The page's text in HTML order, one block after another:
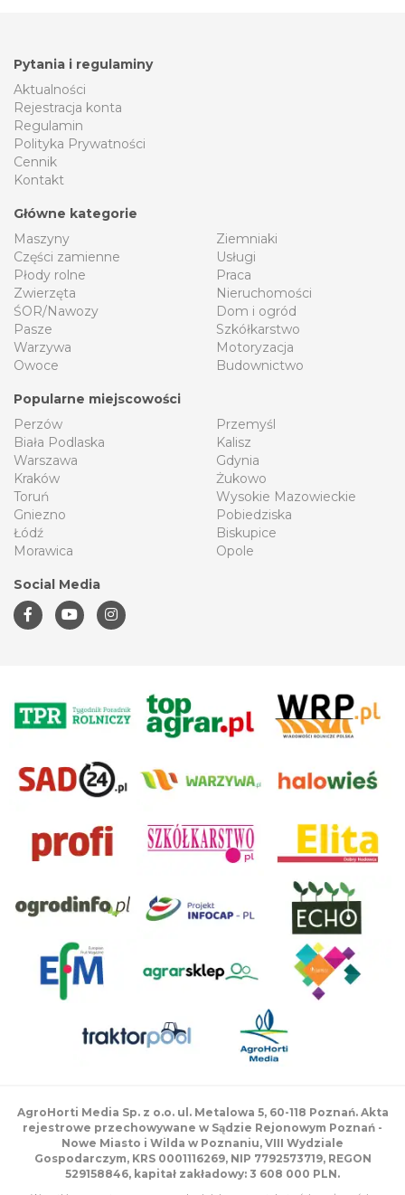
Pytania i regulaminy
Aktualności
Rejestracja konta
Regulamin
Polityka Prywatności
Cennik
Kontakt
Główne kategorie
Maszyny
Części zamienne
Płody rolne
Zwierzęta
ŚOR/Nawozy
Pasze
Warzywa
Owoce
Ziemniaki
Usługi
Praca
Nieruchomości
Dom i ogród
Szkółkarstwo
Motoryzacja
Budownictwo
Popularne miejscowości
Perzów
Biała Podlaska
Warszawa
Kraków
Toruń
Gniezno
Łódź
Morawica
Przemyśl
Kalisz
Gdynia
Żukowo
Wysokie Mazowieckie
Pobiedziska
Biskupice
Opole
Social Media
AgroHorti Media Sp. z o.o. ul. Metalowa 5, 60-118 Poznań. Akta
rejestrowe przechowywane w Sądzie Rejonowym Poznań -
Nowe Miasto i Wilda w Poznaniu, VIII Wydziale
Gospodarczym, KRS 0001116269, NIP 7792573719, REGON
529158846, kapitał zakładowy: 3 608 000 PLN.